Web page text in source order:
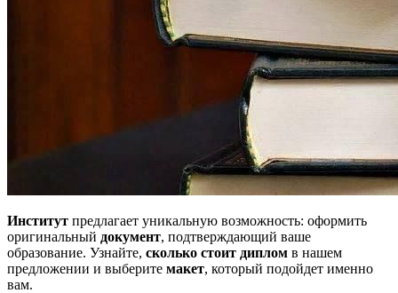
Институт предлагает уникальную возможность: оформить
оригинальный документ, подтверждающий ваше
образование. Узнайте, сколько стоит диплом в нашем
предложении и выберите макет, который подойдет именно
вам.